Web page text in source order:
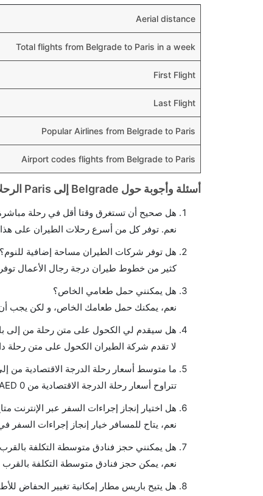
Aerial distance
Total flights from Belgrade to Paris in a week
First Flight
Last Flight
Popular Airlines from Belgrade to Paris
Airport codes flights from Belgrade to Paris
أسئلة وأجوبة حول Belgrade إلى Paris الرحلات الجوية
هل صحيح أن تستغرق وقتا أقل في رحلة
نعم. توفر كل من أسرع رحلات الطيران على
هل توفر شركات الطيران مساحة إضافية للنوم؟
كثير من خطوط طيران درجة رجال الأعمال
هل يمكنني حمل طعامي الخاص؟
نعم، يمكنك حمل طعامك الخاص، و لكن يجب
هل سيقدم لي الكحول على متن رحلة من إلى
لا تقدم شركة الطيران الكحول على متن رحلة
ما متوسط أسعار رحلة الدرجة الاقتصادية من
تتراوح أسعار رحلة الدرجة الاقتصادية من AED 0 إلى AED 0. يوفرون تذاكر في هذا النطاق من الأسعار.
هل اختيار إنجاز إجراءات السفر عبر الإنترنت
نعم، يتاح للمسافر خيار إنجاز إجراءات السفر
هل يمكنني حجز فنادق متوسطة التكلفة
نعم، يمكن حجز فنادق متوسطة التكلفة بالقرب
هل يتيح باريس مطار إمكانية تغيير الحفاض